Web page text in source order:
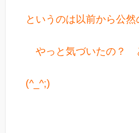
というのは以前から公然
やっと気づいたの？
(^_^;)